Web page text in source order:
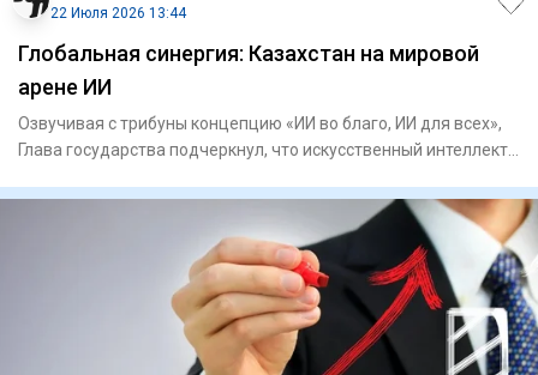
22 Июля 2026 13:44
Глобальная синергия: Казахстан на мировой
арене ИИ
Озвучивая с трибуны концепцию «ИИ во благо, ИИ для всех»,
Глава государства подчеркнул, что искусственный интеллект